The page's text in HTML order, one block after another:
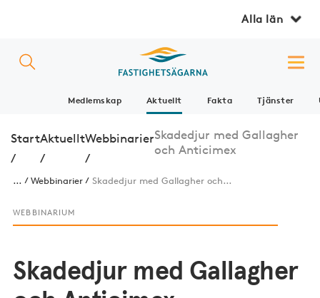
Alla län
Medlemskap Aktuellt Fakta Tjänster
Start
/
Aktuellt
/
Webbinarier
/
Skadedjur med Gallagher
och Anticimex
... Webbinarier Skadedjur med Gallagher och...
WEBBINARIUM
Skadedjur med Gallagher